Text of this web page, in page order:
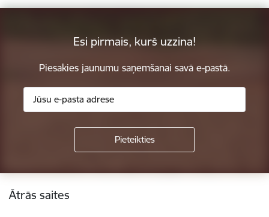
Esi pirmais, kurš uzzina!
Piesakies jaunumu saņemšanai savā e-pastā.
Kājene
Ātrās saites